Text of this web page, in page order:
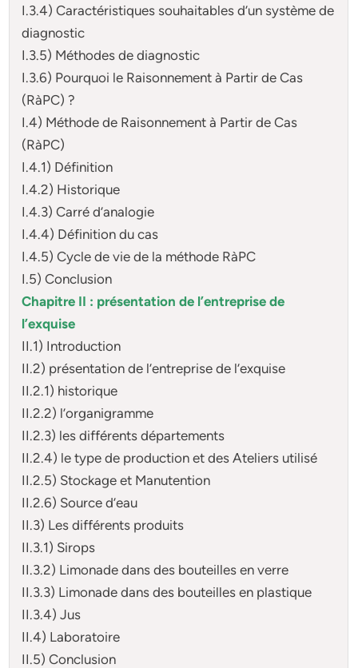
I.3.4) Caractéristiques souhaitables d’un système de
diagnostic
I.3.5) Méthodes de diagnostic
I.3.6) Pourquoi le Raisonnement à Partir de Cas
(RàPC) ?
I.4) Méthode de Raisonnement à Partir de Cas
(RàPC)
I.4.1) Définition
I.4.2) Historique
I.4.3) Carré d’analogie
I.4.4) Définition du cas
I.4.5) Cycle de vie de la méthode RàPC
I.5) Conclusion
Chapitre II : présentation de l’entreprise de
l’exquise
II.1) Introduction
II.2) présentation de l’entreprise de l’exquise
II.2.1) historique
II.2.2) l’organigramme
II.2.3) les différents départements
II.2.4) le type de production et des Ateliers utilisé
II.2.5) Stockage et Manutention
II.2.6) Source d’eau
II.3) Les différents produits
II.3.1) Sirops
II.3.2) Limonade dans des bouteilles en verre
II.3.3) Limonade dans des bouteilles en plastique
II.3.4) Jus
II.4) Laboratoire
II.5) Conclusion